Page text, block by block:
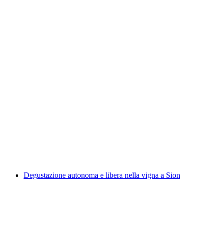
Degustazione autonoma e libera nella vigna a Sion